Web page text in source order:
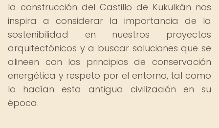
la construcción del Castillo de Kukulkán nos
inspira a considerar la importancia de la
sostenibilidad en nuestros proyectos
arquitectónicos y a buscar soluciones que se
alineen con los principios de conservación
energética y respeto por el entorno, tal como
lo hacían esta antigua civilización en su
época.